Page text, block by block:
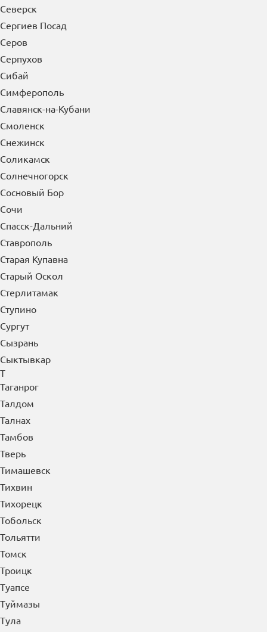
Северск
Сергиев Посад
Серов
Серпухов
Сибай
Симферополь
Славянск-на-Кубани
Смоленск
Снежинск
Соликамск
Солнечногорск
Сосновый Бор
Сочи
Спасск-Дальний
Ставрополь
Старая Купавна
Старый Оскол
Стерлитамак
Ступино
Сургут
Сызрань
Сыктывкар
Т
Таганрог
Талдом
Талнах
Тамбов
Тверь
Тимашевск
Тихвин
Тихорецк
Тобольск
Тольятти
Томск
Троицк
Туапсе
Туймазы
Тула